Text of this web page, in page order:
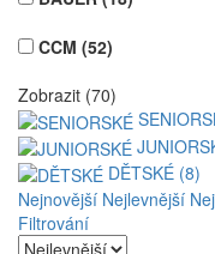
CCM (52)
Zobrazit (70)
DĚTSKÉ (8)
Nejnovější Nejlevnější
Filtrování